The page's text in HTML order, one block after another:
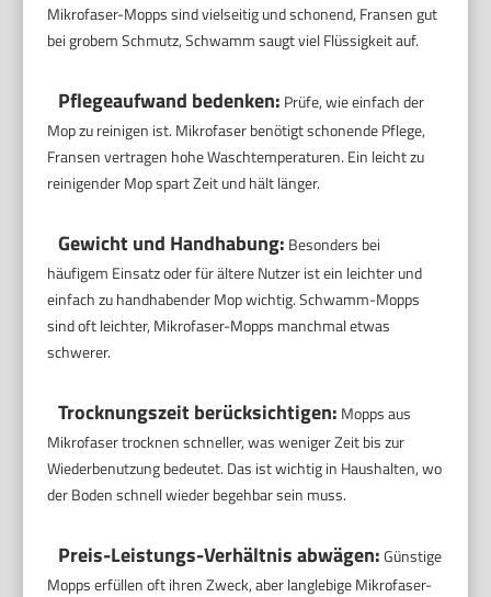
Mikrofaser-Mopps sind vielseitig und schonend, Fransen gut
bei grobem Schmutz, Schwamm saugt viel Flüssigkeit auf.
Pflegeaufwand bedenken: Prüfe, wie einfach der
Mop zu reinigen ist. Mikrofaser benötigt schonende Pflege,
Fransen vertragen hohe Waschtemperaturen. Ein leicht zu
reinigender Mop spart Zeit und hält länger.
Gewicht und Handhabung: Besonders bei
häufigem Einsatz oder für ältere Nutzer ist ein leichter und
einfach zu handhabender Mop wichtig. Schwamm-Mopps
sind oft leichter, Mikrofaser-Mopps manchmal etwas
schwerer.
Trocknungszeit berücksichtigen: Mopps aus
Mikrofaser trocknen schneller, was weniger Zeit bis zur
Wiederbenutzung bedeutet. Das ist wichtig in Haushalten, wo
der Boden schnell wieder begehbar sein muss.
Preis-Leistungs-Verhältnis abwägen:Günstige
Mopps erfüllen oft ihren Zweck, aber langlebige Mikrofaser-